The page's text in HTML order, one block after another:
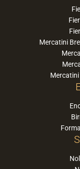
Mercatini
Mercatini